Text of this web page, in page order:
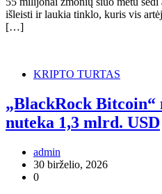
išleisti ir laukia tinklo, kuris vis
[…]
KRIPTO TURTAS
„BlackRock
nuteka 1,3 mlrd. USD
admin
30 birželio, 2026
0